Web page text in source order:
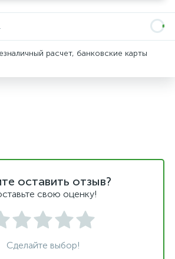
расчет, банковские карты
оставить отзыв?
свою оценку!
Сделайте выбор!